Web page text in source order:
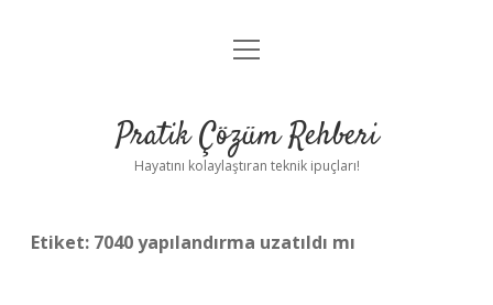
Anasayfa
Yasal Uyarı
menüyü
Pratik Çözüm Rehberi
Hayatını kolaylaştıran teknik ipuçları!
Etiket: 7040 yapılandırma uzatıldı mı